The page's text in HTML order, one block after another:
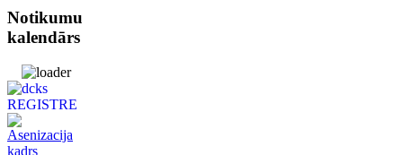
Notikumu
kalendārs